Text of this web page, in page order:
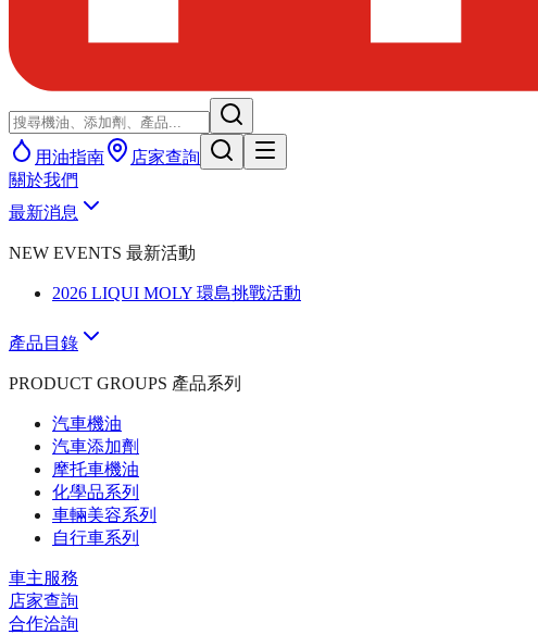
用油指南
店家查詢
關於我們
最新消息
NEW EVENTS 最新活動
2026 LIQUI MOLY 環島挑戰活動
產品目錄
PRODUCT GROUPS 產品系列
汽車機油
汽車添加劑
摩托車機油
化學品系列
車輛美容系列
自行車系列
車主服務
店家查詢
合作洽詢